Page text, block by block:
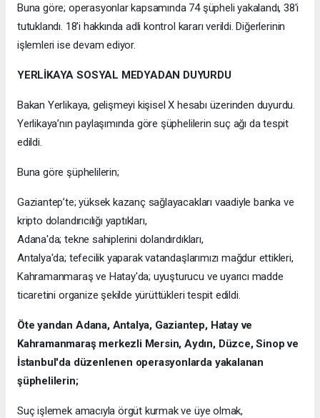
Buna göre; operasyonlar kapsamında 74 şüpheli yakalandı, 38'i
tutuklandı. 18'i hakkında adli kontrol kararı verildi. Diğerlerinin
işlemleri ise devam ediyor.
YERLİKAYA SOSYAL MEDYADAN DUYURDU
Bakan Yerlikaya, gelişmeyi kişisel X hesabı üzerinden duyurdu.
Yerlikaya’nın paylaşımında göre şüphelilerin suç ağı da tespit
edildi.
Buna göre şüphelilerin;
Gaziantep’te; yüksek kazanç sağlayacakları vaadiyle banka ve
kripto dolandırıcılığı yaptıkları,
Adana'da; tekne sahiplerini dolandırdıkları,
Antalya'da; tefecilik yaparak vatandaşlarımızı mağdur ettikleri,
Kahramanmaraş ve Hatay'da; uyuşturucu ve uyarıcı madde
ticaretini organize şekilde yürüttükleri tespit edildi.
Öte yandan Adana, Antalya, Gaziantep, Hatay ve
Kahramanmaraş merkezli Mersin, Aydın, Düzce, Sinop ve
İstanbul'da düzenlenen operasyonlarda yakalanan
şüphelilerin;
Suç işlemek amacıyla örgüt kurmak ve üye olmak,